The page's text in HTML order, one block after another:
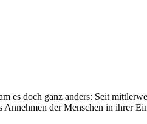
es doch ganz anders: Seit
Annehmen der Menschen in